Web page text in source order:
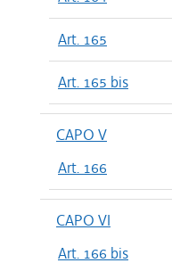
Art. 165
Art. 165 bis
CAPO V
Art. 166
CAPO VI
Art. 166 bis